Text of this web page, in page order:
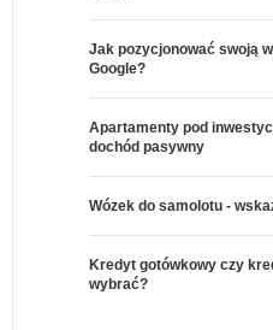
Jak pozycjonować swoją
Google?
Apartamenty pod
dochód pasywny
Wózek do samolotu -
Kredyt gotówkowy czy
wybrać?